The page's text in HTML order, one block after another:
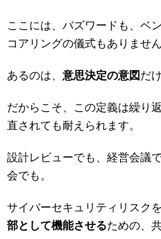
ここには、バズワードも、ベ
コアリングの儀式もありません
あるのは、 意思決定の意図 だ
だからこそ、この定義は繰り
直されても耐えられます。
設計レビューでも、経営会議
会でも。
サイバーセキュリティリスクを
部として機能させるための、